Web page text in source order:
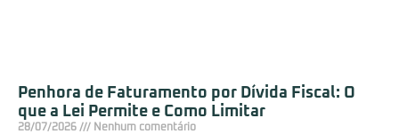
Penhora de Faturamento por Dívida Fiscal: O
que a Lei Permite e Como Limitar
28/07/2026 Nenhum comentário